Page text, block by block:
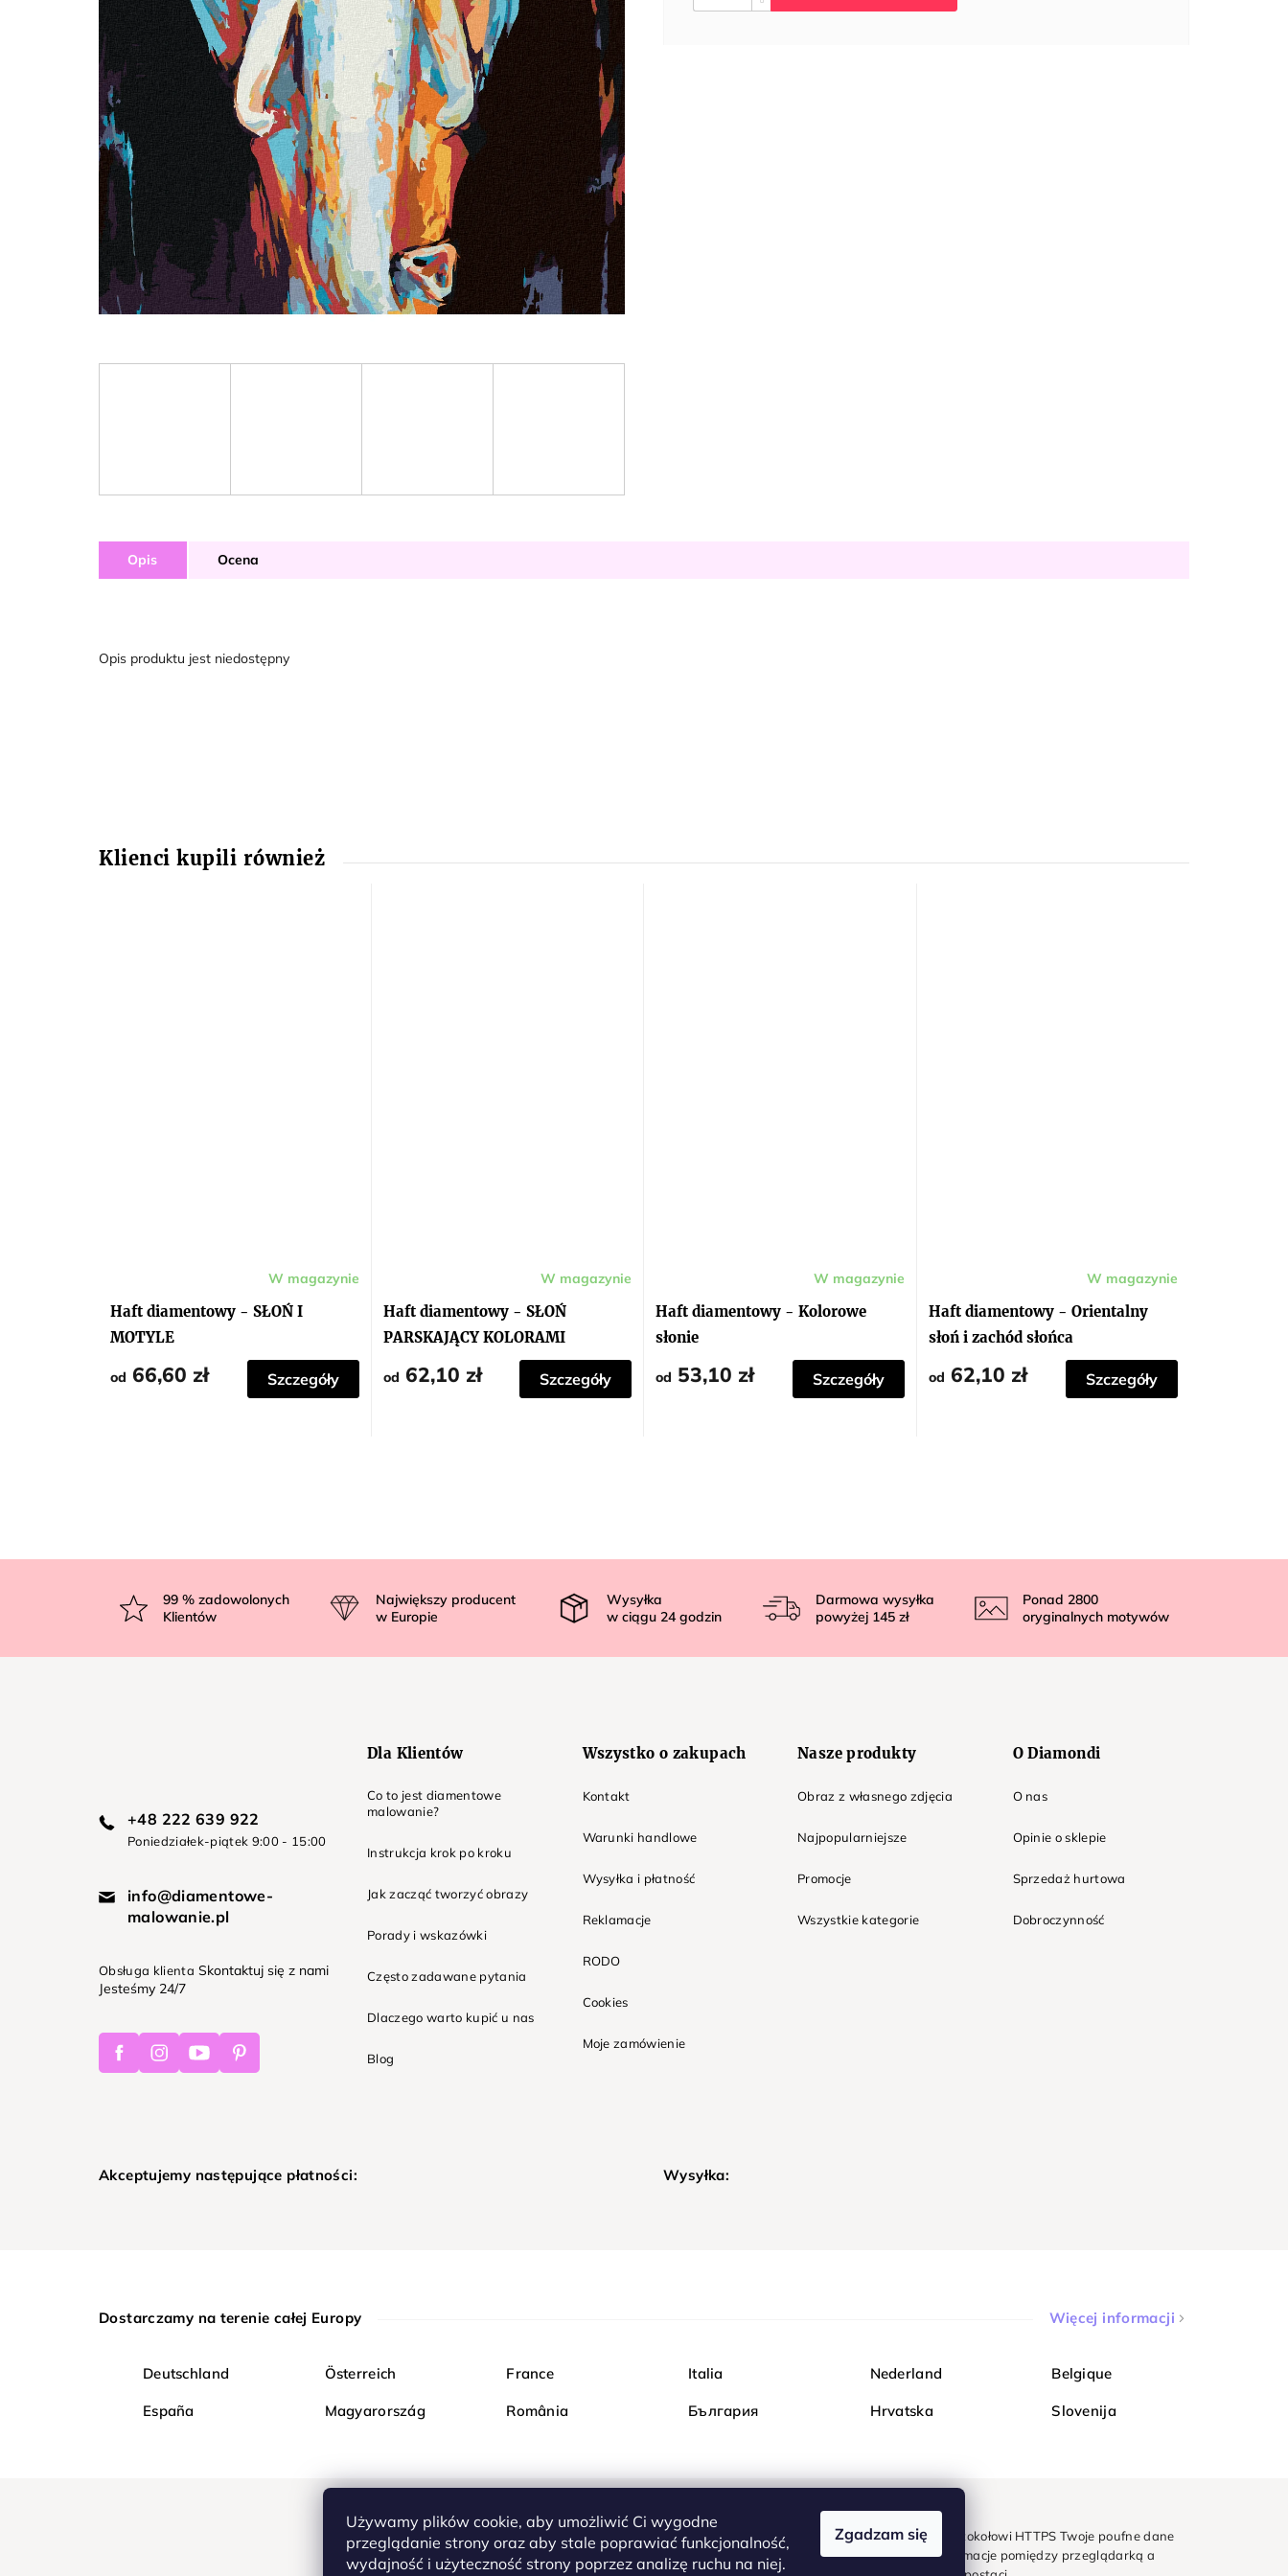
Używamy plików cookie, aby umożliwić Ci wygodne
przeglądanie strony oraz aby stale poprawiać funkcjonalność,
wydajność i użyteczność strony poprzez analizę ruchu na niej.
Zgadzam się
Opis Ocena
Opis produktu jest niedostępny
Haft diamentowy - SŁOŃ I
MOTYLE
W magazynie
od 66,60 zł Szczegóły
Haft diamentowy - SŁOŃ
PARSKAJĄCY KOLORAMI
W magazynie
od 62,10 zł Szczegóły
Haft diamentowy - Kolorowe
słonie
produktu
wynosi
5,0
na
gwiazdek.
W magazynie
od 53,10 zł Szczegóły
Haft diamentowy - Orientalny
słoń i zachód słońca
W magazynie
od 62,10 zł Szczegóły
p
99% zadowolonych
Klientów
Największy producent
w Europie
Wysyłka
w ciągu 24 godzin
Darmowa wysyłka
powyżej 145 zł
Ponad 2800
oryginalnych motywów
+48 222 639 922
Poniedziałek-piątek 9:00 - 15:00
info@diamentowe-
malowanie.pl
Obsługa klienta Skontaktuj się z nami
Jesteśmy 24/7
FacebookInstagramYoutubePinterest
Dla Klientów
Co to jest diamentowe
malowanie?
Instrukcja krok po kroku
Jak zacząć tworzyć obrazy
Porady i wskazówki
Często zadawane pytania
Dlaczego warto kupić u nas
Blog
Wszystko o zakupach
Kontakt
Warunki handlowe
Wysyłka i płatność
Reklamacje
RODO
Cookies
Moje zamówienie
Nasze produkty
Obraz z własnego zdjęcia
Najpopularniejsze
Promocje
Wszystkie kategorie
O Diamondi
O nas
Opinie o sklepie
Sprzedaż hurtowa
Dobroczynność
Akceptujemy następujące płatności: Wysyłka:
Dostarczamy na terenie całej Europy Więcej informacji
Deutschland Österreich France Italia Nederland Belgique
España Magyarország România България Hrvatska Slovenija
Kupuj bezpiecznie w Diamondi. Dzięki protokołowi HTTPS Twoje poufne dane
są całkowicie bezpieczne - wszystkie informacje pomiędzy przeglądarką a